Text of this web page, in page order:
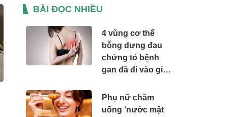
BÀI ĐỌC NHIỀU
4 vùng cơ thể
bỗng dưng đau
chứng tỏ bệnh
gan đã đi vào giai
khám gấp
Phụ nữ chăm
uống ‘nước mật